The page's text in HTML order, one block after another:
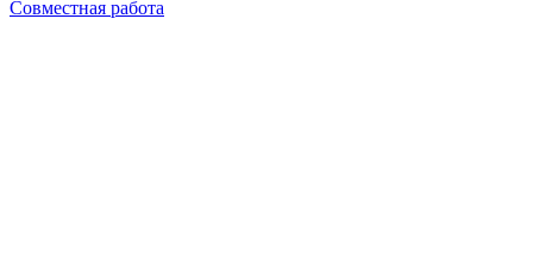
Совместная работа